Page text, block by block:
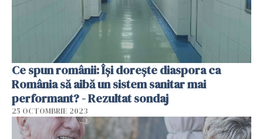
Ce spun românii: Își dorește diaspora ca
România să aibă un sistem sanitar mai
performant? - Rezultat sondaj
25 OCTOMBRIE 2023